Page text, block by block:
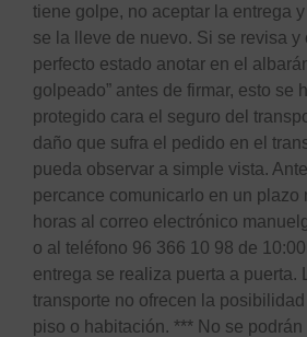
tiene golpe, no aceptar la entrega
se la lleve de nuevo. Si se revisa y
perfecto estado anotar en el
golpeado” antes de firmar, esto se
protegido cara el seguro del
daño que sufra el pedido en el
pueda observar a simple vista.
percance comunicarlo en un plazo
horas al correo electrónico
o al teléfono 96 366 10 98 de
entrega se realiza puerta a puerta.
transporte no ofrecen la
piso o habitación. *** No se podrán